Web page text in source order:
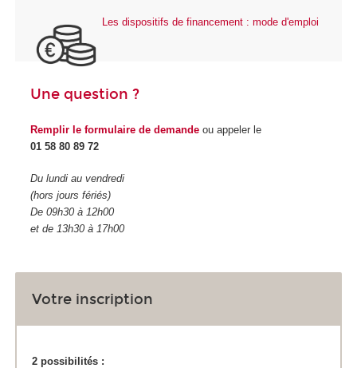
Les dispositifs de financement : mode d'emploi
Une question ?
Remplir le formulaire de demande ou appeler le
01 58 80 89 72
Du lundi au vendredi
(hors jours fériés)
De 09h30 à 12h00
et de 13h30 à 17h00
Votre inscription
2 possibilités :